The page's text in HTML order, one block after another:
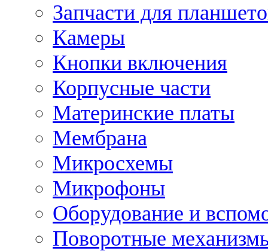
Запчасти для
Камеры
Кнопки включения
Корпусные части
Материнские платы
Мембрана
Микросхемы
Микрофоны
Оборудование и
Поворотные